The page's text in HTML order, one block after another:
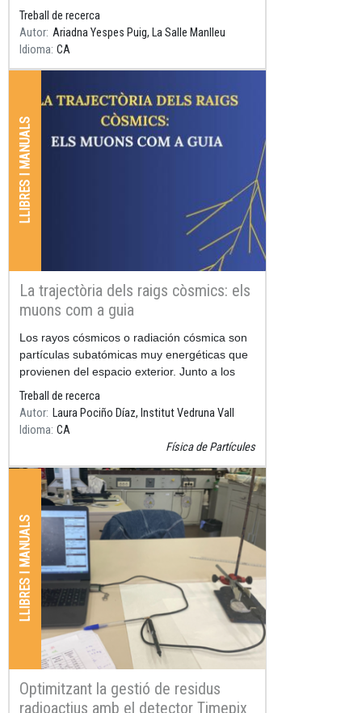
emesa.
Treball de recerca
Autor Ariadna Yespes Puig, La Salle Manlleu
Idioma CA
LLIBRES I MANUALS
La trajectòria dels raigs còsmics: els
muons com a guia
Resum
Los rayos cósmicos o radiación cósmica son
partículas subatómicas muy energéticas que
provienen del espacio exterior. Junto a los
aceleradores de
Treball de recerca
Autor Laura Pociño Díaz, Institut Vedruna Vall
Idioma CA
Física de Partícules
LLIBRES I MANUALS
Optimitzant la gestió de residus
radioactius amb el detector Timepix